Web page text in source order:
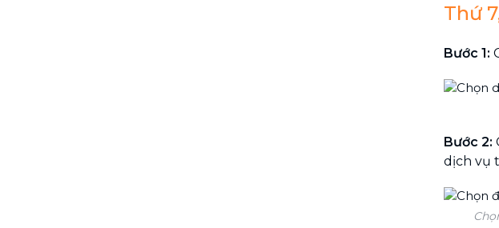
Thứ
Bước 1:
Bước 2:
dịch vụ